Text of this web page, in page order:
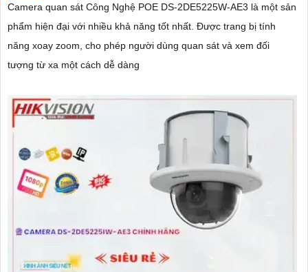
Camera quan sát Công Nghệ POE DS-2DE5225W-AE3 là một sản
phẩm hiện đại với nhiều khả năng tốt nhất. Được trang bị tính
năng xoay zoom, cho phép người dùng quan sát và xem đối
tượng từ xa một cách dễ dàng